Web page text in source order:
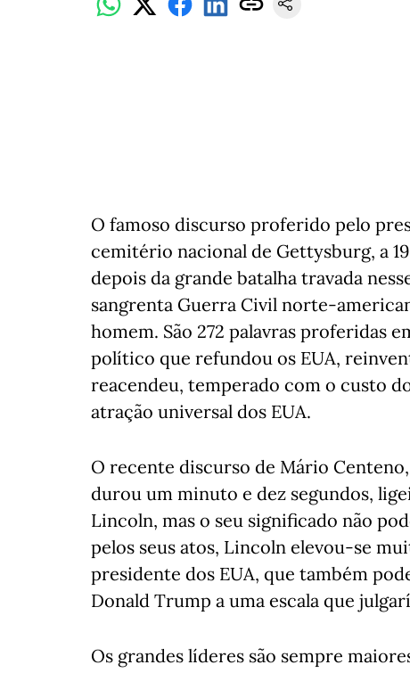
O famoso discurso proferido pelo
cemitério nacional de Gettysburg, a
depois da grande batalha travada
sangrenta Guerra Civil norte-
homem. São 272 palavras proferidas
político que refundou os EUA,
reacendeu, temperado com o custo
atração universal dos EUA.
O recente discurso de Mário
durou um minuto e dez segundos,
Lincoln, mas o seu significado não
pelos seus atos, Lincoln elevou-se
presidente dos EUA, que também
Donald Trump a uma escala que
Os grandes líderes são sempre